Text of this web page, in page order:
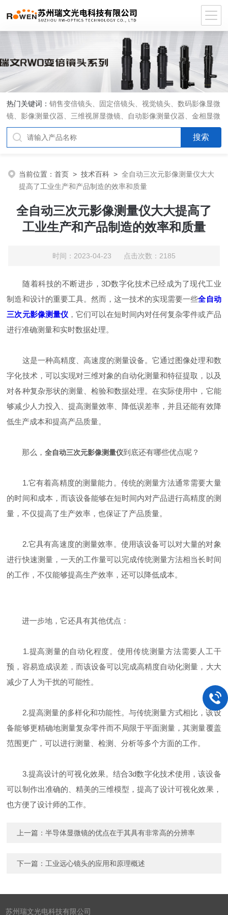
热门关键词：销售变倍镜头、固定倍镜头、视觉镜头、数码影像显微
镜、影像测量仪器、三维视屏显微镜、自动影像测量仪器、金相显微
镜、工具显微镜、显微分析软件、定制显微光学系统
当前位置：首页 >技术百科 >全自动三次元影像测量仪大大
提高了工业生产和产品制造的效率和质量
全自动三次元影像测量仪大大提高了
工业生产和产品制造的效率和质量
时间：2023-04-23 点击次数：2185
随着科技的不断进步，3D数字化技术已经成为了现代工业
制造和设计的重要工具。然而，这一技术的实现需要一些全自动
三次元影像测量仪，它们可以在短时间内对任何复杂零件或产品
进行准确测量和实时数据处理。
这是一种高精度、高速度的测量设备。它通过图像处理和数
字化技术，可以实现对三维对象的自动化测量和特征提取，以及
对各种复杂形状的测量、检验和数据处理。在实际使用中，它能
够减少人力投入、提高测量效率、降低误差率，并且还能有效降
低生产成本和提高产品质量。
那么，全自动三次元影像测量仪到底还有哪些优点呢？
1.它有着高精度的测量能力。传统的测量方法通常需要大量
的时间和成本，而该设备能够在短时间内对产品进行高精度的测
量，不仅提高了生产效率，也保证了产品质量。
2.它具有高速度的测量效率。使用该设备可以对大量的对象
进行快速测量，一天的工作量可以完成传统测量方法相当长时间
的工作，不仅能够提高生产效率，还可以降低成本。
进一步地，它还具有其他优点：
1.提高测量的自动化程度。使用传统测量方法需要人工干
预，容易造成误差，而该设备可以完成高精度自动化测量，大大
减少了人为干扰的可能性。
2.提高测量的多样化和功能性。与传统测量方式相比，该设
备能够更精确地测量复杂零件而不局限于平面测量，其测量覆盖
范围更广，可以进行测量、检测、分析等多个方面的工作。
3.提高设计的可视化效果。结合3d数字化技术使用，该设备
可以制作出准确的、精美的三维模型，提高了设计可视化效果，
也方便了设计师的工作。
上一篇：半导体显微镜的优点在于其具有非常高的分辨率
下一篇： 工业远心镜头的应用和原理概述
苏州瑞文光电科技有限公司